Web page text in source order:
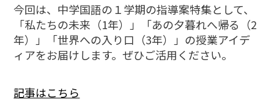
今回は、中学国語の１学期の指導案特集として、
「私たちの未来（1年）」「あの夕暮れへ帰る（2
年）」「世界への入り口（3年）」の授業アイデ
ィアをお届けします。ぜひご活用ください。
記事はこちら